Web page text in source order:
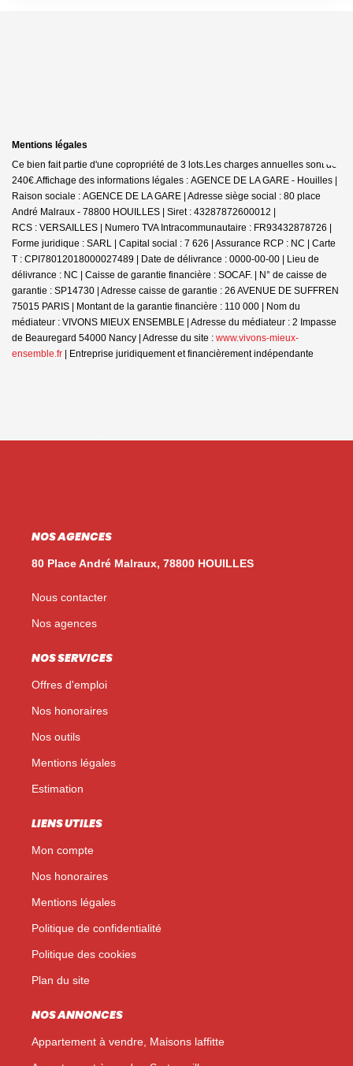
Mentions légales
Ce bien fait partie d'une copropriété de 3 lots.Les charges annuelles sont de
240€.Affichage des informations légales : AGENCE DE LA GARE - Houilles |
Raison sociale : AGENCE DE LA GARE | Adresse siège social : 80 place
André Malraux - 78800 HOUILLES | Siret : 43287872600012 |
RCS : VERSAILLES | Numero TVA Intracommunautaire : FR93432878726 |
Forme juridique : SARL | Capital social : 7 626 | Assurance RCP : NC | Carte
T : CPI78012018000027489 | Date de délivrance : 0000-00-00 | Lieu de
délivrance : NC | Caisse de garantie financière : SOCAF. | N° de caisse de
garantie : SP14730 | Adresse caisse de garantie : 26 AVENUE DE SUFFREN
75015 PARIS | Montant de la garantie financière : 110 000 | Nom du
médiateur : VIVONS MIEUX ENSEMBLE | Adresse du médiateur : 2 Impasse
de Beauregard 54000 Nancy | Adresse du site : www.vivons-mieux-
ensemble.fr | Entreprise juridiquement et financièrement indépendante
NOS AGENCES
80 Place André Malraux, 78800 HOUILLES
Nous contacter
Nos agences
NOS SERVICES
Offres d'emploi
Nos honoraires
Nos outils
Mentions légales
Estimation
LIENS UTILES
Mon compte
Nos honoraires
Mentions légales
Politique de confidentialité
Politique des cookies
Plan du site
NOS ANNONCES
Appartement à vendre, Maisons laffitte